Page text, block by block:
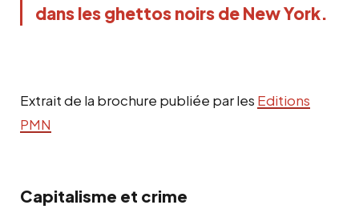
dans les ghettos noirs de New York.
Extrait de la brochure publiée par les Editions
PMN
Capitalisme et crime